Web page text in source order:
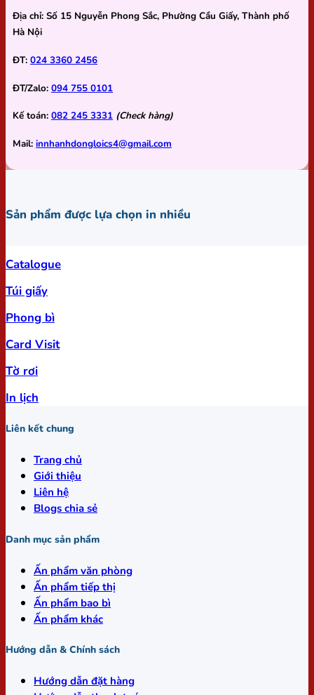
Địa chỉ: Số 15 Nguyễn Phong Sắc, Phường Cầu Giấy, Thành phố
Hà Nội
ĐT: 024 3360 2456
ĐT/Zalo: 094 755 0101
Kế toán: 082 245 3331 (Check hàng)
Mail: innhanhdongloics4@gmail.com
Sản phẩm được lựa chọn in nhiều
Catalogue
Túi giấy
Phong bì
Card Visit
Tờ rơi
In lịch
Liên kết chung
Trang chủ
Giới thiệu
Liên hệ
Blogs chia sẻ
Danh mục sản phẩm
Ấn phẩm văn phòng
Ấn phẩm tiếp thị
Ấn phẩm bao bì
Ấn phẩm khác
Hướng dẫn & Chính sách
Hướng dẫn đặt hàng